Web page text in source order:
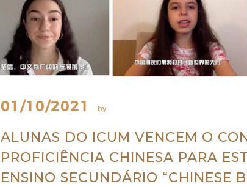
01/10/2021 by
ALUNAS DO ICUM VENCEM O
PROFICIÊNCIA CHINESA PARA
ENSINO SECUNDÁRIO “CHINESE